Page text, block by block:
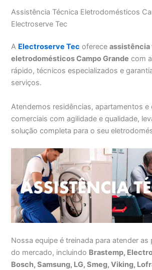
Assistência Técnica Eletrodomésticos
Electroserve Tec
A Electroserve Tec ofereceassistência
eletrodomésticos Campo Grande com
rápido, técnicos especializados e
serviços.
Atendemos residências, apartamentos e
comerciais com agilidade e qualidade,
solução completa para o seu
Nossa equipe é treinada para atender as
do mercado, incluindo Brastemp,
Bosch, Samsung, LG, Smeg, Viking,